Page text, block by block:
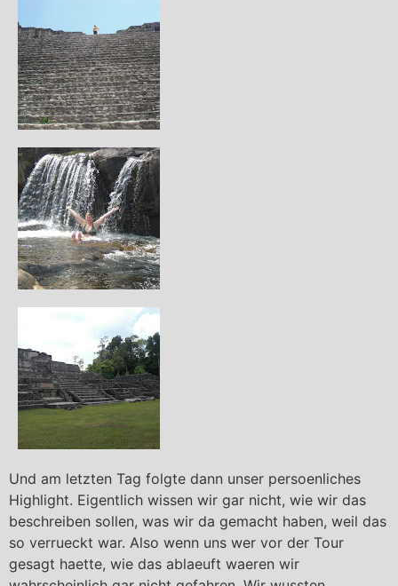
Und am letzten Tag folgte dann unser persoenliches
Highlight. Eigentlich wissen wir gar nicht, wie wir das
beschreiben sollen, was wir da gemacht haben, weil das
so verrueckt war. Also wenn uns wer vor der Tour
gesagt haette, wie das ablaeuft waeren wir